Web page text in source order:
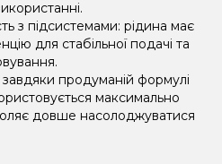
з підсистемами: рідина має
для стабільної подачі та
завдяки продуманій формулі
максимально
довше насолоджуватися